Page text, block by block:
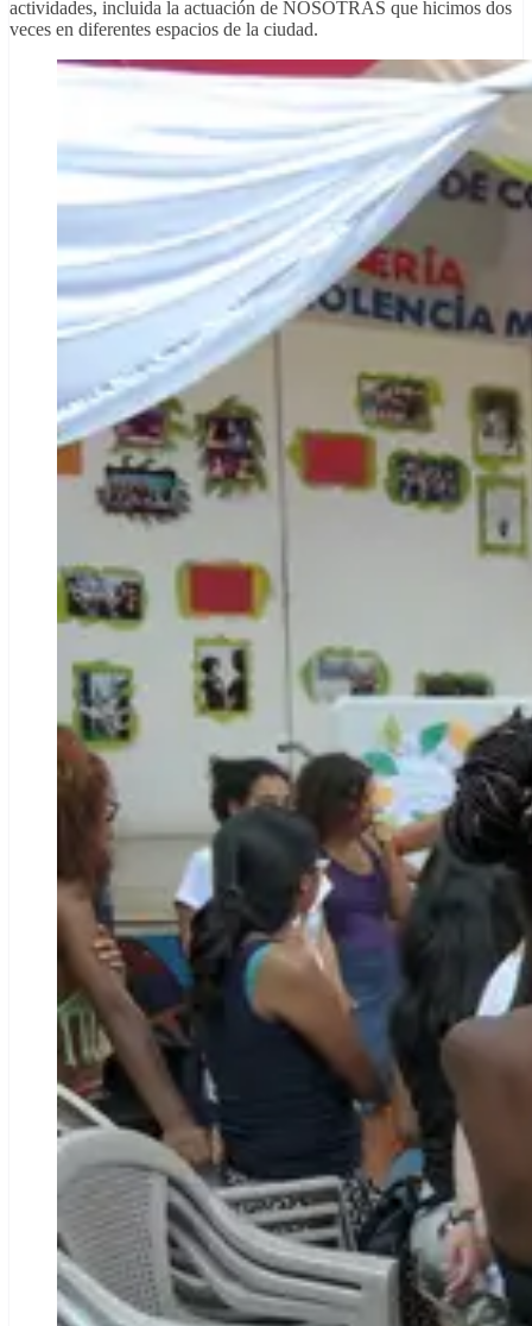
actividades, incluida la actuación de NOSOTRAS que hicimos dos
veces en diferentes espacios de la ciudad.